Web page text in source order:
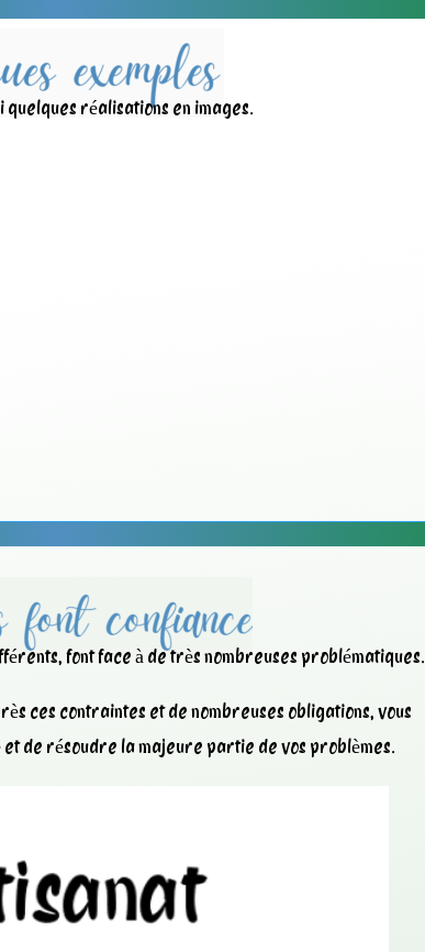
réalisations en images.
font face à de très nombreuses problématiques.
ces contraintes et de nombreuses obligations, vous
de résoudre la majeure partie de vos problèmes.